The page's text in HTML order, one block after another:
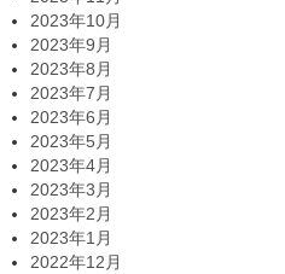
2023年10月
2023年9月
2023年8月
2023年7月
2023年6月
2023年5月
2023年4月
2023年3月
2023年2月
2023年1月
2022年12月